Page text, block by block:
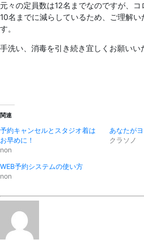
元々の定員数は12名までなのですが、コ
10名までに減らしているため、ご理解い
す。
手洗い、消毒を引き続き宜しくお願いい
関連
予約キャンセルとスタジオ着は
お早めに！
non
あなたが
クラソノ
WEB予約システムの使い方
non